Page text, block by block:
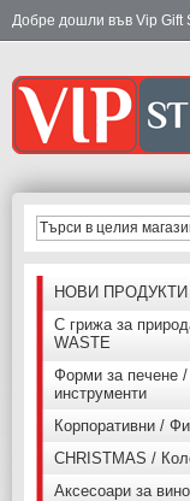
Добре дошли във Vip Gift
НОВИ ПРОДУКТИ
С грижа за
WASTE
Форми за печене
инструменти
Корпоративни /
CHRISTMAS /
Аксесоари за